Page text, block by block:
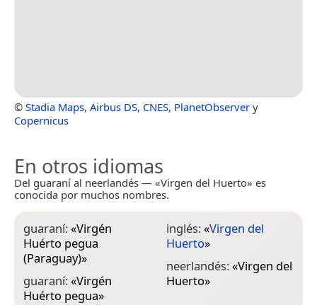
© Stadia Maps, Airbus DS, CNES, PlanetObserver y
Copernicus
En otros idiomas
Del guaraní al neerlandés — «Virgen del Huerto» es
conocida por muchos nombres.
guaraní:«Virgén
Huérto pegua
(Paraguay)»
guaraní:«Virgén
Huérto pegua»
inglés:«Virgen del
Huerto»
neerlandés:«Virgen del
Huerto»